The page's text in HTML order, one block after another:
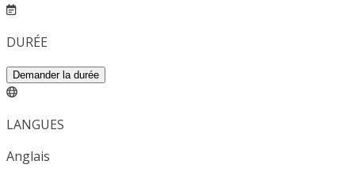
DURÉE
Demander la durée
LANGUES
Anglais